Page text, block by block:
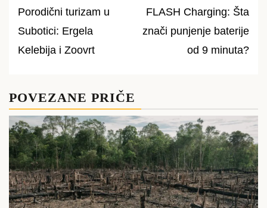
Post
navigation
Porodični turizam u
Subotici: Ergela
Kelebija i Zoovrt
FLASH Charging: Šta
znači punjenje baterije
od 9 minuta?
POVEZANE PRIČE